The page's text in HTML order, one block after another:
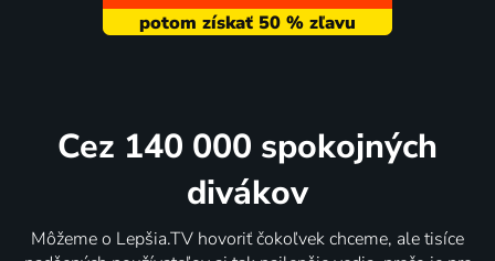
Cez 140 000 spokojných
divákov
Môžeme o Lepšia.TV hovoriť čokoľvek chceme, ale tisíce